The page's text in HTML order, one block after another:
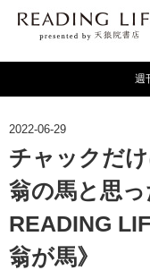
週
2022-06-29
チャックだ
翁の馬と思
READING
翁が馬》